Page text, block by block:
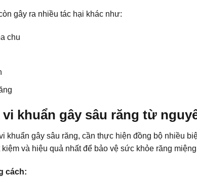
gây ra nhiều tác hại khác như:
chu
khuẩn gây sâu răng từ
khuẩn gây sâu răng, cần thực hiện đồng bộ nhiều
kiệm và hiệu quả nhất để bảo vệ sức khỏe răng
cách: